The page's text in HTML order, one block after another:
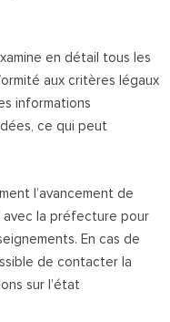
en détail tous les
aux critères légaux
informations
ce qui peut
l’avancement de
la préfecture pour
En cas de
de contacter la
sur l’état